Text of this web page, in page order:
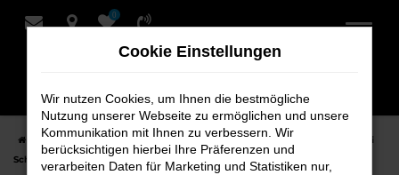
Zum
0
Startseite Bremervörde Audi Audi Q3
Audi Q3 Neuwagen bei
Schmidt + Koch für Bremervörde
Cookie Einstellungen
Wir nutzen Cookies, um Ihnen die bestmögliche
Nutzung unserer Webseite zu ermöglichen und unsere
Kommunikation mit Ihnen zu verbessern. Wir
berücksichtigen hierbei Ihre Präferenzen und
verarbeiten Daten für Marketing und Statistiken nur,